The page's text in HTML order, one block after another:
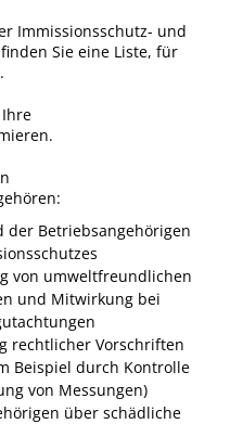
Feuerwehr
Immissionsschutz- und
Sie eine Liste, für
der Betriebsangehörigen
von umweltfreundlichen
und Mitwirkung bei
rechtlicher Vorschriften
Beispiel durch Kontrolle
von Messungen)
über schädliche